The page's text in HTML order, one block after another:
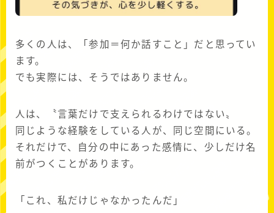
多くの人は、「参加＝何か話すこと」だと思ってい
ます。
でも実際には、そうではありません。
人は、〝言葉だけで支えられるわけではない〟
同じような経験をしている人が、同じ空間にいる。
それだけで、自分の中にあった感情に、少しだけ名
前がつくことがあります。
「これ、私だけじゃなかったんだ」